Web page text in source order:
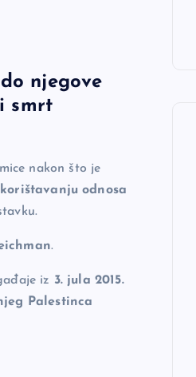
njegove
smrt
nakon što je
odnosa
.
iz 3. jula 2015.
Palestinca